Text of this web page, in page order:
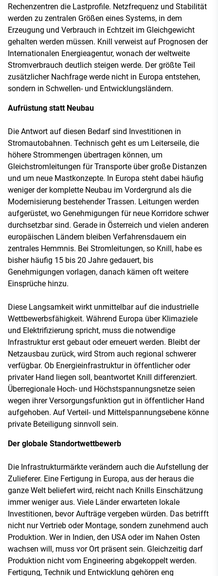
Rechenzentren die Lastprofile. Netzfrequenz und Stabilität
werden zu zentralen Größen eines Systems, in dem
Erzeugung und Verbrauch in Echtzeit im Gleichgewicht
gehalten werden müssen. Knill verweist auf Prognosen der
Internationalen Energieagentur, wonach der weltweite
Stromverbrauch deutlich steigen werde. Der größte Teil
zusätzlicher Nachfrage werde nicht in Europa entstehen,
sondern in Schwellen- und Entwicklungsländern.
Aufrüstung statt Neubau
Die Antwort auf diesen Bedarf sind Investitionen in
Stromautobahnen. Technisch geht es um Leiterseile, die
höhere Strommengen übertragen können, um
Gleichstromleitungen für Transporte über große Distanzen
und um neue Mastkonzepte. In Europa steht dabei häufig
weniger der komplette Neubau im Vordergrund als die
Modernisierung bestehender Trassen. Leitungen werden
aufgerüstet, wo Genehmigungen für neue Korridore schwer
durchsetzbar sind. Gerade in Österreich und vielen anderen
europäischen Ländern bleiben Verfahrensdauern ein
zentrales Hemmnis. Bei Stromleitungen, so Knill, habe es
bisher häufig 15 bis 20 Jahre gedauert, bis
Genehmigungen vorlagen, danach kämen oft weitere
Einsprüche hinzu.
Diese Langsamkeit wirkt unmittelbar auf die industrielle
Wettbewerbsfähigkeit. Während Europa über Klimaziele
und Elektrifizierung spricht, muss die notwendige
Infrastruktur erst gebaut oder erneuert werden. Bleibt der
Netzausbau zurück, wird Strom auch regional schwerer
verfügbar. Ob Energieinfrastruktur in öffentlicher oder
privater Hand liegen soll, beantwortet Knill differenziert.
Überregionale Hoch- und Höchstspannungsnetze seien
wegen ihrer Versorgungsfunktion gut in öffentlicher Hand
aufgehoben. Auf Verteil- und Mittelspannungsebene könne
private Beteiligung sinnvoll sein.
Der globale Standortwettbewerb
Die Infrastrukturmärkte verändern auch die Aufstellung der
Zulieferer. Eine Fertigung in Europa, aus der heraus die
ganze Welt beliefert wird, reicht nach Knills Einschätzung
immer weniger aus. Viele Länder erwarteten lokale
Investitionen, bevor Aufträge vergeben würden. Das betrifft
nicht nur Vertrieb oder Montage, sondern zunehmend auch
Produktion. Wer in Indien, den USA oder im Nahen Osten
wachsen will, muss vor Ort präsent sein. Gleichzeitig darf
Produktion nicht vom Engineering abgekoppelt werden.
Fertigung, Technik und Entwicklung gehören eng